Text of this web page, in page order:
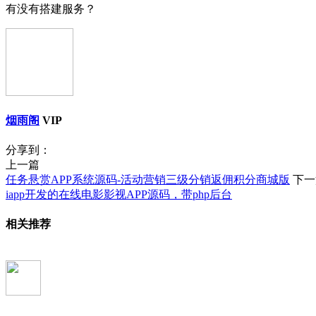
有没有搭建服务？
烟雨阁 VIP
分享到：
上一篇
任务悬赏APP系统源码-活动营销三级分销返佣积分商城版 下
iapp开发的在线电影影视APP源码，带php后台
相关推荐